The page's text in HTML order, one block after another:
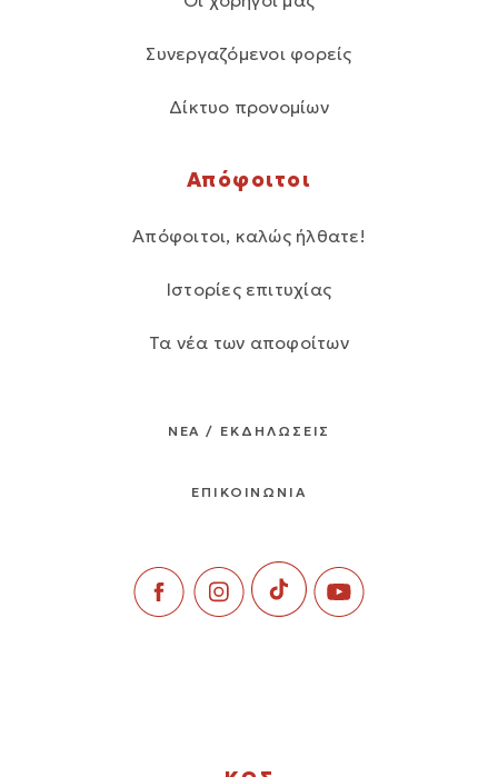
Συνεργαζόμενοι φορείς
Δίκτυο προνομίων
Απόφοιτοι
Απόφοιτοι, καλώς ήλθατε!
Ιστορίες επιτυχίας
Τα νέα των αποφοίτων
ΝΕΑ / ΕΚΔΗΛΩΣΕΙΣ
ΕΠΙΚΟΙΝΩΝΙΑ